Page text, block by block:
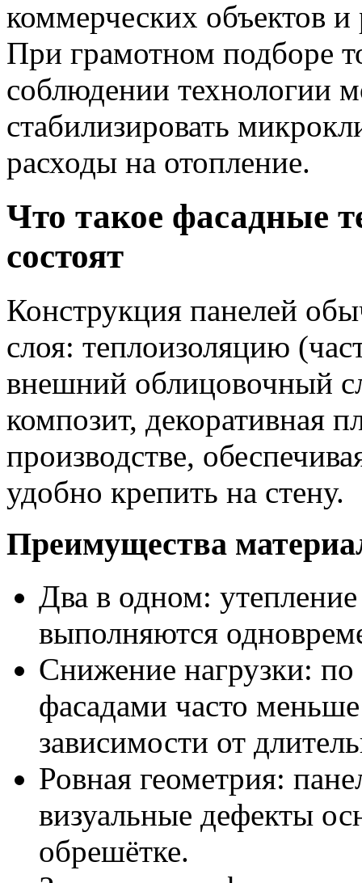
коммерческих объектов
При грамотном подборе
соблюдении технологии
стабилизировать
расходы на отопление.
Что такое фасадные
состоят
Конструкция панелей
слоя: теплоизоляцию
внешний облицовочный
композит, декоративная
производстве,
удобно крепить на стену.
Преимущества
Два в одном: утепление
выполняются
Снижение нагрузки:
фасадами часто
зависимости от
Ровная геометрия:
визуальные дефекты
обрешётке.